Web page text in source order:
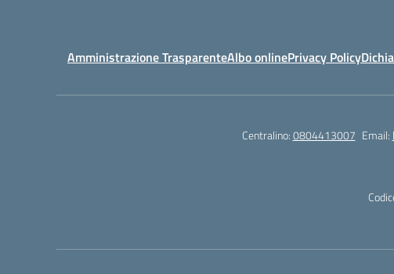
Amministrazione TrasparenteAlbo onlinePrivacy Policy
Centralino:0804413007 Email: